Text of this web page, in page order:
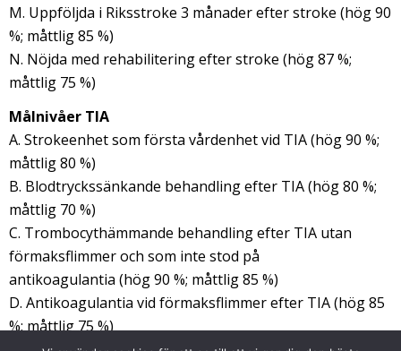
M. Uppföljda i Riksstroke 3 månader efter stroke (hög 90
%; måttlig 85 %)
N. Nöjda med rehabilitering efter stroke (hög 87 %;
måttlig 75 %)
Målnivåer TIA
A. Strokeenhet som första vårdenhet vid TIA (hög 90 %;
måttlig 80 %)
B. Blodtryckssänkande behandling efter TIA (hög 80 %;
måttlig 70 %)
C. Trombocythämmande behandling efter TIA utan
förmaksflimmer och som inte stod på
antikoagulantia (hög 90 %; måttlig 85 %)
D. Antikoagulantia vid förmaksflimmer efter TIA (hög 85
%; måttlig 75 %)